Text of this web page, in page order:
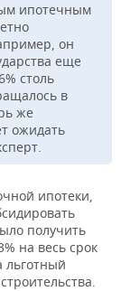
ипотечным
он
еще
столь
в
же
ожидать
ипотеки,
получить
на весь срок
льготный